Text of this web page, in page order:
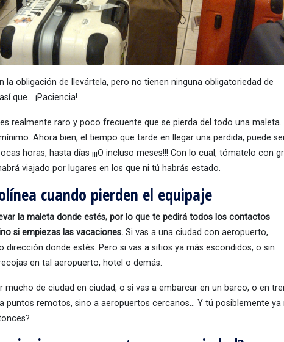
la obligación de llevártela, pero no tienen ninguna obligatoriedad de
que… ¡Paciencia!
realmente raro y poco frecuente que se pierda del todo una maleta.
Ahora bien, el tiempo que tarde en llegar una perdida, puede
horas, hasta días ¡¡¡O incluso meses!!! Con lo cual, tómatelo con
viajado por lugares en los que ni tú habrás estado.
cuando pierden el equipaje
la maleta donde estés, por lo que te pedirá todos los contactos
si empiezas las vacaciones. Si vas a una ciudad con aeropuerto,
dirección donde estés. Pero si vas a sitios ya más escondidos, o sin
en tal aeropuerto, hotel o demás.
mucho de ciudad en ciudad, o si vas a embarcar en un barco, o en
puntos remotos, sino a aeropuertos cercanos… Y tú posiblemente ya